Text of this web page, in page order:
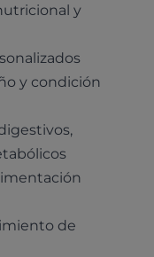
y
y condición
de